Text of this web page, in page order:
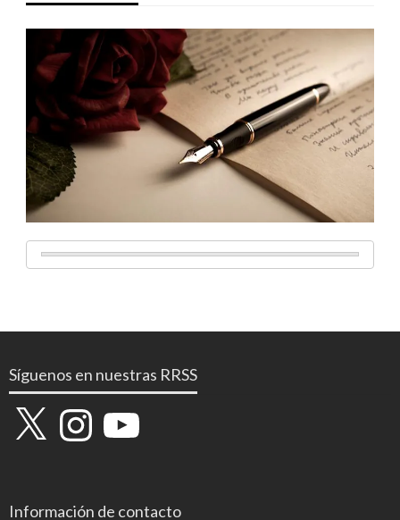
Síguenos en nuestras RRSS
X InstagramYouTube
Información de contacto